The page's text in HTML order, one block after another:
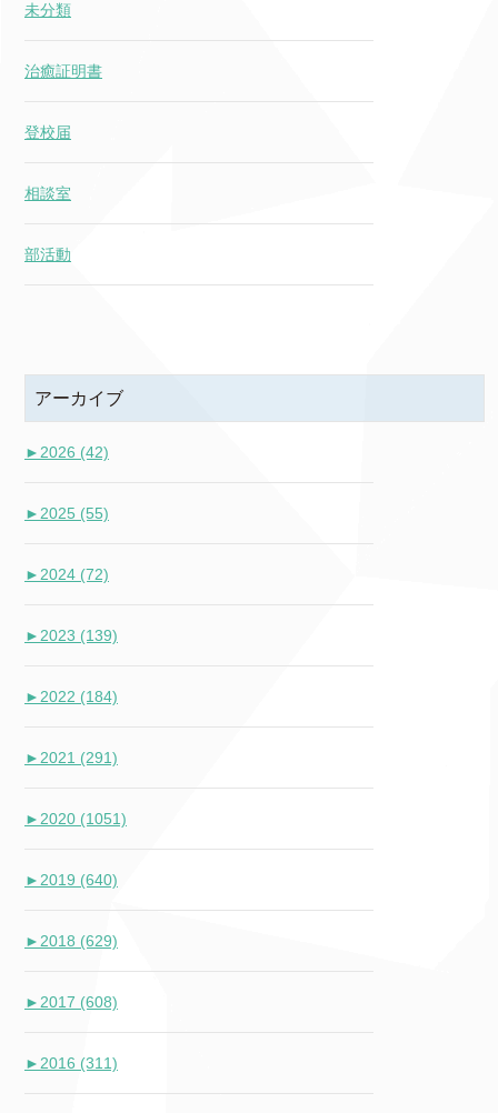
未分類
治癒証明書
登校届
相談室
部活動
アーカイブ
► 2026 (42)
► 2025 (55)
► 2024 (72)
► 2023 (139)
► 2022 (184)
► 2021 (291)
► 2020 (1051)
► 2019 (640)
► 2018 (629)
► 2017 (608)
► 2016 (311)